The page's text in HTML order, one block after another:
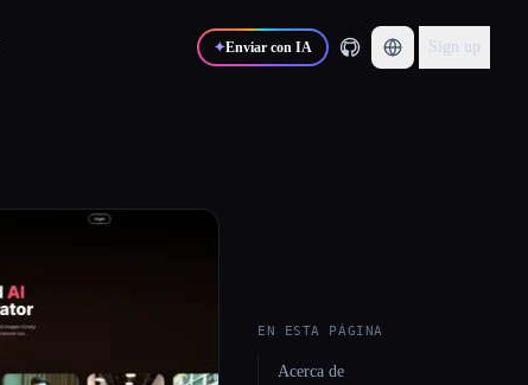
✦Enviar con IA Sign up
EN ESTA PÁGINA
Acerca de